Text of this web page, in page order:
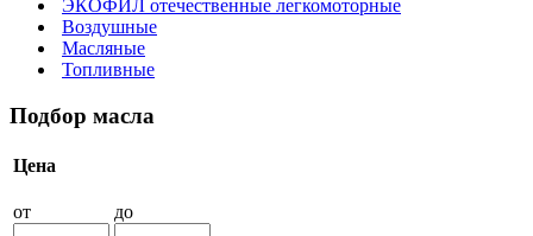
ЭКОФИЛ отечественные легкомоторные
Воздушные
Масляные
Топливные
Подбор масла
Цена
от до